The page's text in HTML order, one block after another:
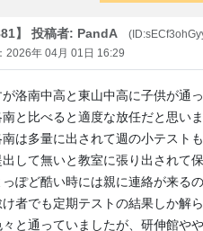
】 投稿者: PandA
2026年 04月 01日 16:29
が洛南中高と東山中高に子供が通
と比べると適度な放任だと思い
は多量に出されて週の小テスト
して無いと教室に張り出されて
ぽど酷い時には親に連絡が来る
け者でも定期テストの結果しか解
と通っていましたが、研伸館や